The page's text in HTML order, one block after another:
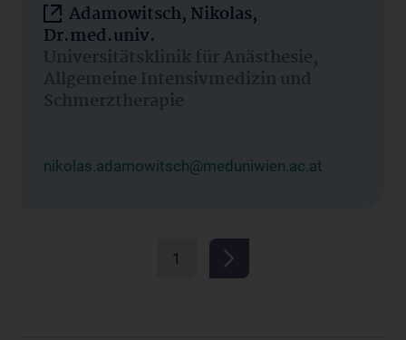
Adamowitsch, Nikolas,
Dr.med.univ.
Universitätsklinik für Anästhesie,
Allgemeine Intensivmedizin und
Schmerztherapie
nikolas.adamowitsch@meduniwien.ac.at
1